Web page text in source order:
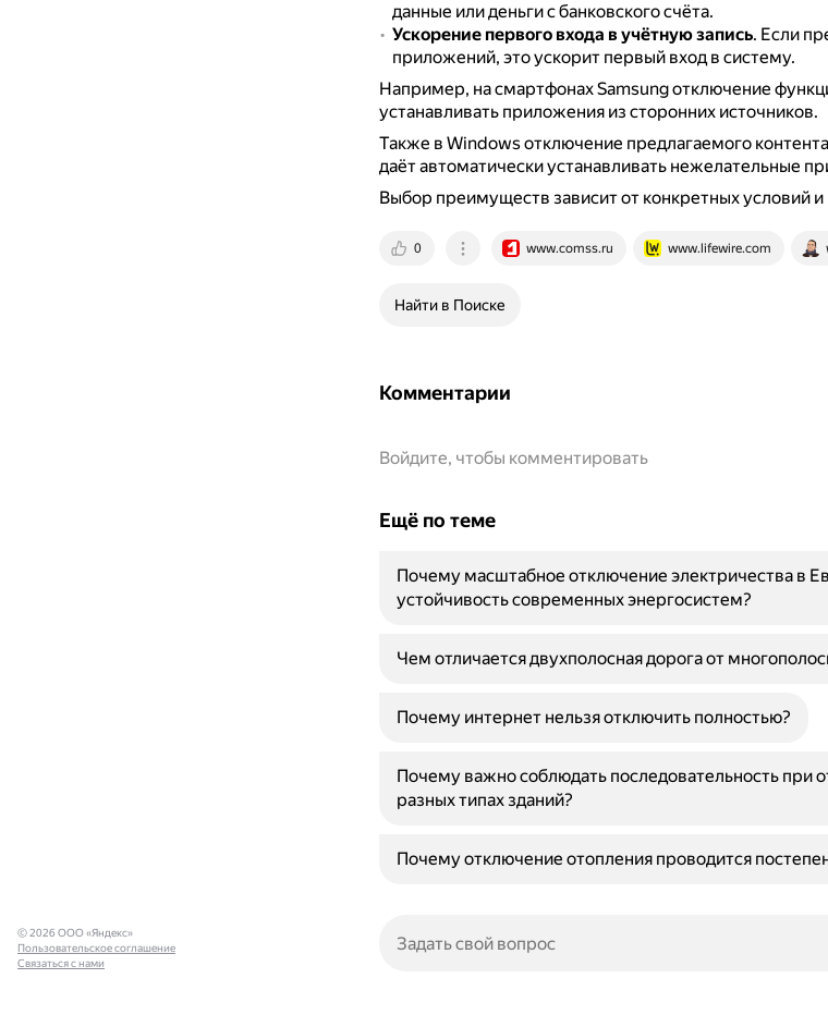
данные или деньги с банковского счёта.
Ускорение первого входа в учётную запись. Если
приложений, это ускорит первый вход в систему.
Например, на смартфонах Samsung отключение
устанавливать приложения из сторонних источников.
Также в Windows отключение предлагаемого
даёт автоматически устанавливать нежелательные
Выбор преимуществ зависит от конкретных условий и
0 www.comss.ru www.lifewire.com
Найти в Поиске
Комментарии
Войдите, чтобы комментировать
Ещё по теме
Почему масштабное отключение электричества в
устойчивость современных энергосистем?
Чем отличается двухполосная дорога от
Почему интернет нельзя отключить полностью?
Почему важно соблюдать последовательность при
разных типах зданий?
Почему отключение отопления проводится
© 2026 ООО «Яндекс»
Пользовательское соглашение
Связаться с нами